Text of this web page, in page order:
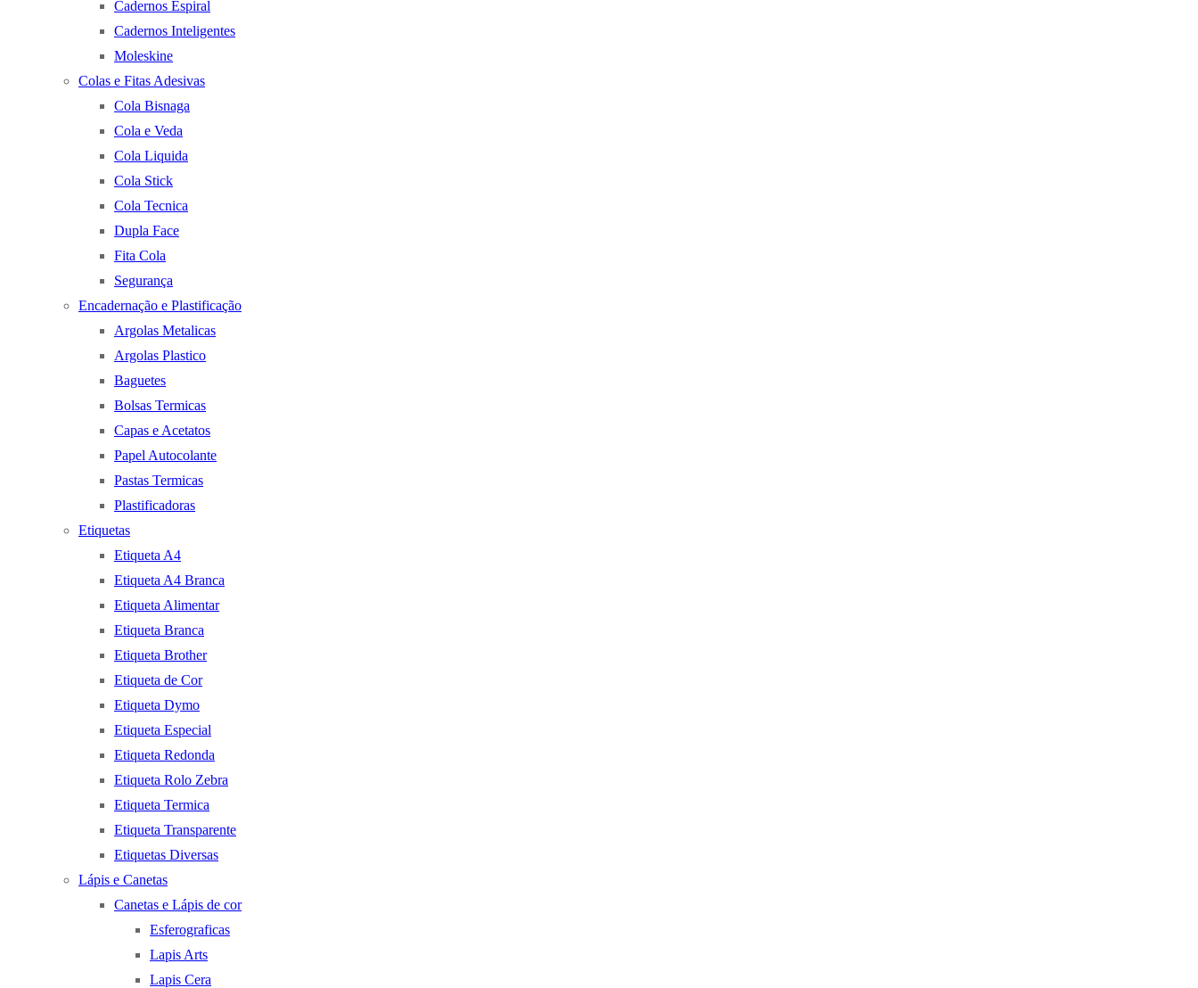
Cadernos Espiral
Cadernos Inteligentes
Moleskine
Colas e Fitas Adesivas
Cola Bisnaga
Cola e Veda
Cola Liquida
Cola Stick
Cola Tecnica
Dupla Face
Fita Cola
Segurança
Encadernação e Plastificação
Argolas Metalicas
Argolas Plastico
Baguetes
Bolsas Termicas
Capas e Acetatos
Papel Autocolante
Pastas Termicas
Plastificadoras
Etiquetas
Etiqueta A4
Etiqueta A4 Branca
Etiqueta Alimentar
Etiqueta Branca
Etiqueta Brother
Etiqueta de Cor
Etiqueta Dymo
Etiqueta Especial
Etiqueta Redonda
Etiqueta Rolo Zebra
Etiqueta Termica
Etiqueta Transparente
Etiquetas Diversas
Lápis e Canetas
Canetas e Lápis de cor
Esferograficas
Lapis Arts
Lapis Cera